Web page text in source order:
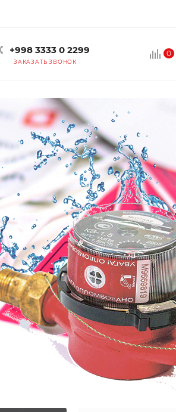
+998 3333 0 2299
ЗАКАЗАТЬ ЗВОНОК
0